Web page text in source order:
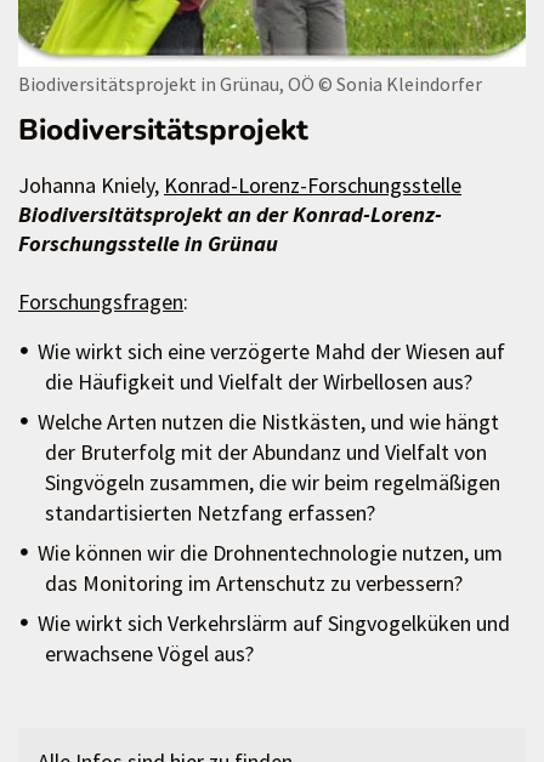
Biodiversitätsprojekt in Grünau, OÖ © Sonia Kleindorfer
Biodiversitätsprojekt
Johanna Kniely, Konrad-Lorenz-Forschungsstelle
Biodiversitätsprojekt an der Konrad-Lorenz-
Forschungsstelle in Grünau
Forschungsfragen:
Wie wirkt sich eine verzögerte Mahd der Wiesen auf
die Häufigkeit und Vielfalt der Wirbellosen aus?
Welche Arten nutzen die Nistkästen, und wie hängt
der Bruterfolg mit der Abundanz und Vielfalt von
Singvögeln zusammen, die wir beim regelmäßigen
standartisierten Netzfang erfassen?
Wie können wir die Drohnentechnologie nutzen, um
das Monitoring im Artenschutz zu verbessern?
Wie wirkt sich Verkehrslärm auf Singvogelküken und
erwachsene Vögel aus?